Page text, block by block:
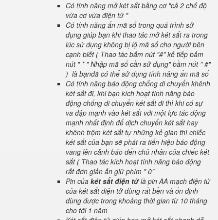
Có tính năng mở két sắt bằng cơ "cả 2 chế độ
vừa cơ vừa điện tử "
Có tính năng ẩn mã số trong quá trình sử
dụng giúp bạn khi thao tác mở két sắt ra trong
lúc sử dụng không bị lộ mã số cho người bên
cạnh biết ( Thao tác bấm nút "#" kế tiếp bấm
nút " * " Nhập mã số cần sử dụng" bầm nút " #"
) là bạnđã có thể sử dụng tính năng ẩn mã số
Có tính năng báo động chống di chuyển khênh
két sắt đi, khi bạn kích hoạt tính năng báo
động chống di chuyển két sắt đi thì khi có sự
va đập mạnh vào két sắt với một lực tác động
mạnh nhất định để dịch chuyển két sắt hay
khênh trộm két sắt tự những kẻ gian thì chiếc
két sắt của bạn sẽ phát ra tiến hiệu báo động
vang lên cảnh báo đến chủ nhân của chiếc két
sắt ( Thao tác kích hoạt tính năng báo động
rất đơn giản ấn giữ phím " 0"
Pin của két sắt điện tửlà pin AA mạch điện tử
của két sắt điện tử dùng rất bền và ổn định
dùng được trong khoảng thời gian từ 10 tháng
cho tới 1 năm